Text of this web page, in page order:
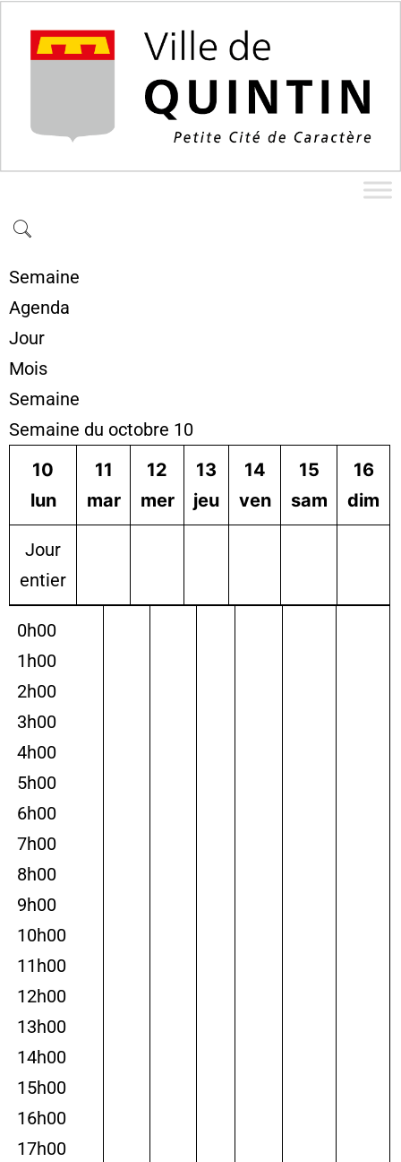
Semaine
Agenda
Jour
Mois
Semaine
Semaine du octobre 10
10
lun
11
mar
12
mer
13
jeu
14
ven
15
sam
16
dim
Jour
entier
0h00
1h00
2h00
3h00
4h00
5h00
6h00
7h00
8h00
9h00
10h00
11h00
12h00
13h00
14h00
15h00
16h00
17h00